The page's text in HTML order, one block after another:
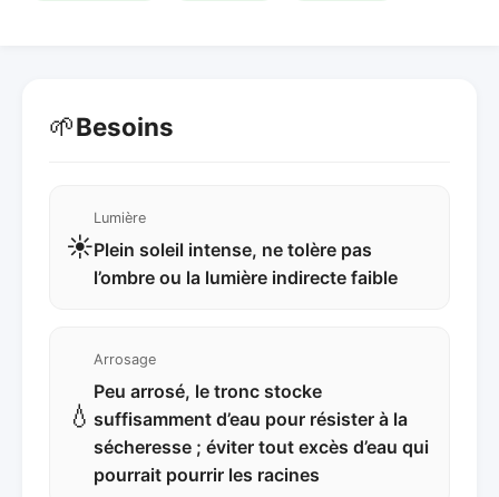
🌱Besoins
☀️
Lumière
Plein soleil intense, ne tolère pas
l’ombre ou la lumière indirecte faible
💧
Arrosage
Peu arrosé, le tronc stocke
suffisamment d’eau pour résister à la
sécheresse ; éviter tout excès d’eau qui
pourrait pourrir les racines